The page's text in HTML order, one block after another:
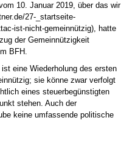
10. Januar 2019, über das wir
27-_startseite-
ist-nicht-gemeinnützig), hatte
der Gemeinnützigkeit
BFH.
eine Wiederholung des ersten
sie könne zwar verfolgt
eines steuerbegünstigten
stehen. Auch der
keine umfassende politische